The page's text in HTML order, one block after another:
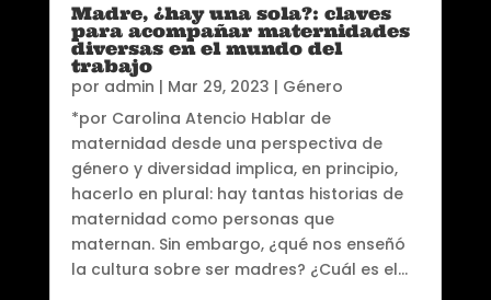
Madre, ¿hay una sola?: claves
para acompañar maternidades
diversas en el mundo del
trabajo
por admin | Mar 29, 2023 | Género
*por Carolina Atencio Hablar de
maternidad desde una perspectiva de
género y diversidad implica, en principio,
hacerlo en plural: hay tantas historias de
maternidad como personas que
maternan. Sin embargo, ¿qué nos enseñó
la cultura sobre ser madres? ¿Cuál es el...